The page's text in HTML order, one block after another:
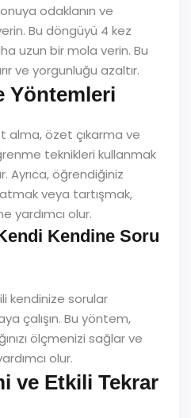
odaklanın ve
Bu döngüyü 4 kez
uzun bir mola verin. Bu
ve yorgunluğu azaltır.
Yöntemleri
alma, özet çıkarma ve
teknikleri kullanmak
Ayrıca, öğrendiğiniz
veya tartışmak,
yardımcı olur.
Kendine Soru
kendinize sorular
çalışın. Bu yöntem,
ölçmenizi sağlar ve
olur.
ve Etkili Tekrar